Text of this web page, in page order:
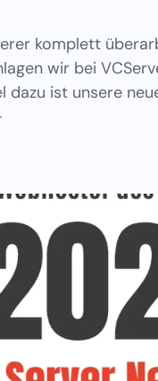
komplett
wir bei
dazu ist unsere